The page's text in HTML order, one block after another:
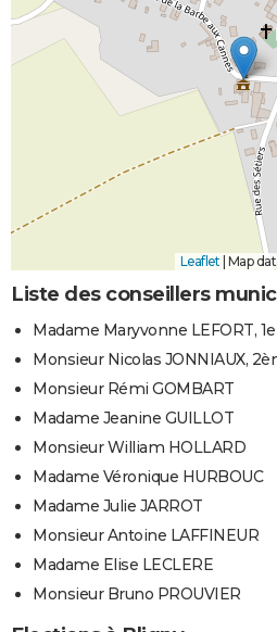
Leaflet Map
Liste des conseillers
Madame Maryvonne LEFORT,
Monsieur Nicolas JONNIAUX,
Monsieur Rémi GOMBART
Madame Jeanine GUILLOT
Monsieur William HOLLARD
Madame Véronique HURBOUC
Madame Julie JARROT
Monsieur Antoine LAFFINEUR
Madame Elise LECLERE
Monsieur Bruno PROUVIER